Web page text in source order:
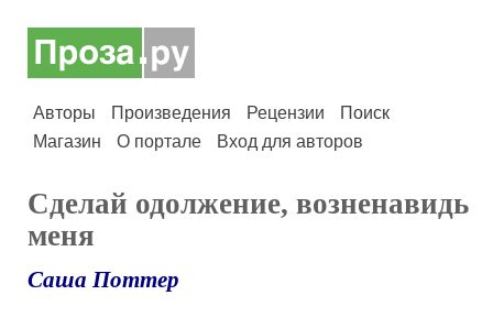
Авторы Произведения Рецензии
Поиск
Магазин
О портале Вход для авторов
Сделай одолжение, возненавидь
меня
Саша Поттер